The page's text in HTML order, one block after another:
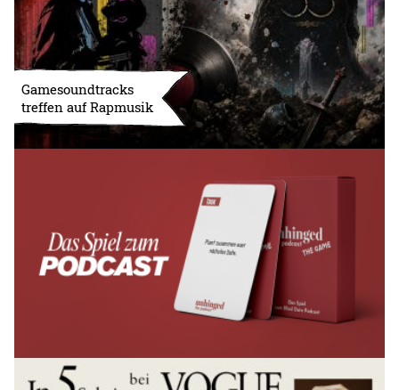
Gamesoundtracks
treffen auf Rapmusik